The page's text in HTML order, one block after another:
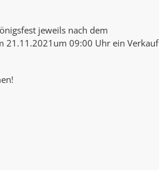
AK Internet
AK Unterwegs in Böfingen
jeweils nach dem
21.11.2021um 09:00 Uhr ein Verkauf